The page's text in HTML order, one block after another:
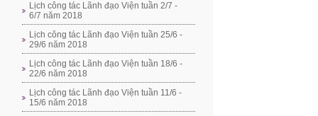
Lịch công tác Lãnh đạo Viện tuần 2/7 -
6/7 năm 2018
Lịch công tác Lãnh đạo Viện tuần 25/6 -
29/6 năm 2018
Lịch công tác Lãnh đạo Viện tuần 18/6 -
22/6 năm 2018
Lịch công tác Lãnh đạo Viện tuần 11/6 -
15/6 năm 2018